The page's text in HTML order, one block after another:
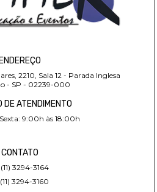
ENDEREÇO
2210, Sala 12 - Parada Inglesa
- SP - 02239-000
DE ATENDIMENTO
9:00h às 18:00h
CONTATO
3294-3164
(11) 3294-3160